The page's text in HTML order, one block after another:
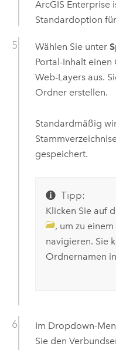
ArcGIS Enterprise
Standardoption
Wählen Sie unter
Portal-Inhalt
Web-Layers aus.
Ordner erstellen.
Standardmäßig
gespeichert.
Tipp:
Klicken Sie auf
, um zu
navigieren. Sie
Ordnernamen
Im Dropdown-
Sie den